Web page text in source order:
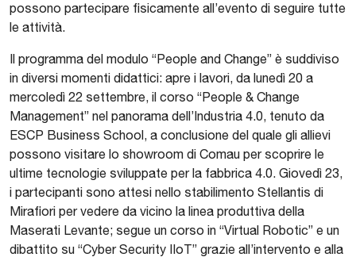
possono partecipare fisicamente all’evento di seguire tutte
le attività.
Il programma del modulo “People and Change” è suddiviso
in diversi momenti didattici: apre i lavori, da lunedì 20 a
mercoledì 22 settembre, il corso “People & Change
Management” nel panorama dell’Industria 4.0, tenuto da
ESCP Business School, a conclusione del quale gli allievi
possono visitare lo showroom di Comau per scoprire le
ultime tecnologie sviluppate per la fabbrica 4.0. Giovedì 23,
i partecipanti sono attesi nello stabilimento Stellantis di
Mirafiori per vedere da vicino la linea produttiva della
Maserati Levante; segue un corso in “Virtual Robotic” e un
dibattito su “Cyber Security IIoT” grazie all’intervento e alla